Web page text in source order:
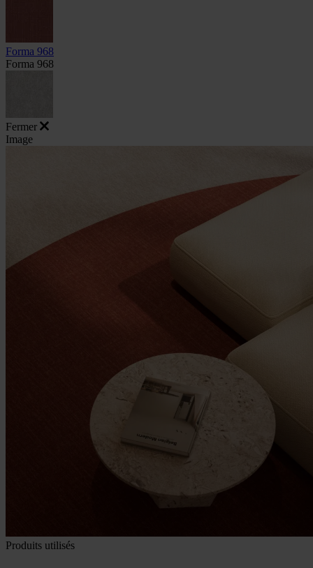
Forma 968
Forma 968
Fermer
Image
Produits utilisés